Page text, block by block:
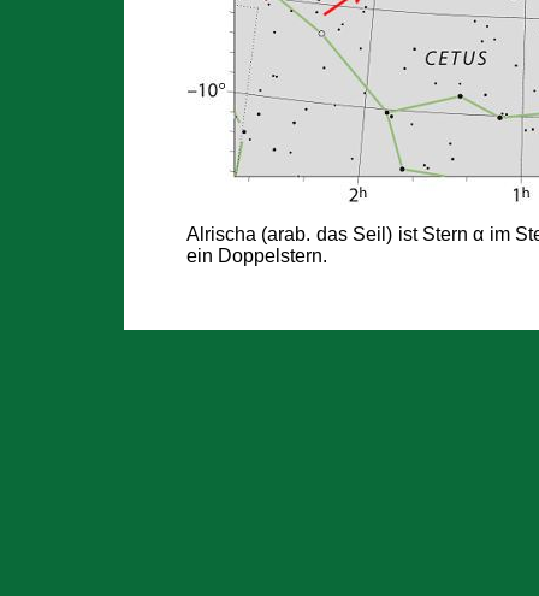
Alrischa (arab. das Seil) ist Stern α im
ein Doppelstern.